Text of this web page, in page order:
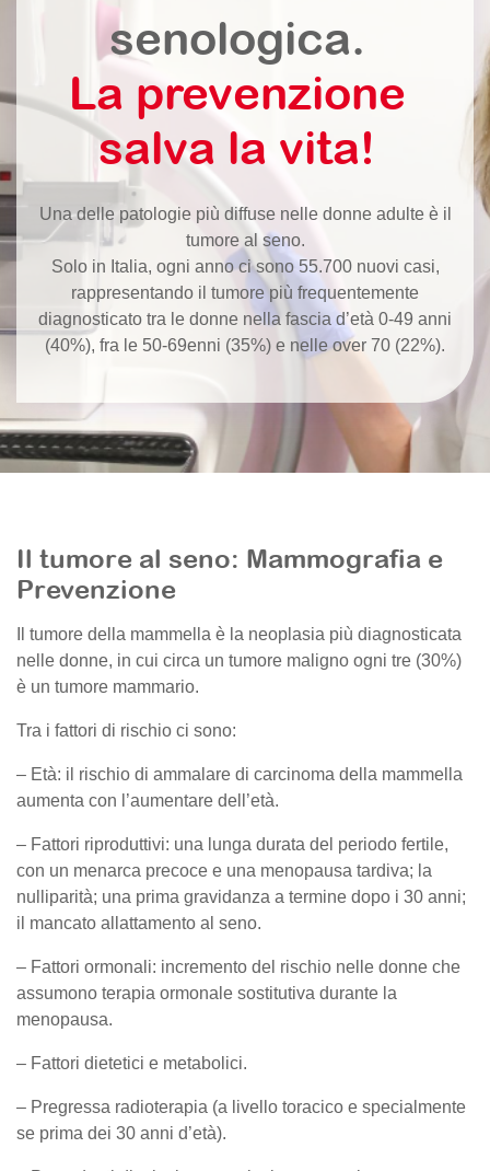
senologica.
La prevenzione
salva la vita!
Una delle patologie più diffuse nelle donne adulte è il
tumore al seno.
Solo in Italia, ogni anno ci sono 55.700 nuovi casi,
rappresentando il tumore più frequentemente
diagnosticato tra le donne nella fascia d’età 0-49 anni
(40%), fra le 50-69enni (35%) e nelle over 70 (22%).
Il tumore al seno: Mammografia e
Prevenzione
Il tumore della mammella è la neoplasia più diagnosticata
nelle donne, in cui circa un tumore maligno ogni tre (30%)
è un tumore mammario.
Tra i fattori di rischio ci sono:
– Età: il rischio di ammalare di carcinoma della mammella
aumenta con l’aumentare dell’età.
– Fattori riproduttivi: una lunga durata del periodo fertile,
con un menarca precoce e una menopausa tardiva; la
nulliparità; una prima gravidanza a termine dopo i 30 anni;
il mancato allattamento al seno.
– Fattori ormonali: incremento del rischio nelle donne che
assumono terapia ormonale sostitutiva durante la
menopausa.
– Fattori dietetici e metabolici.
– Pregressa radioterapia (a livello toracico e specialmente
se prima dei 30 anni d’età).